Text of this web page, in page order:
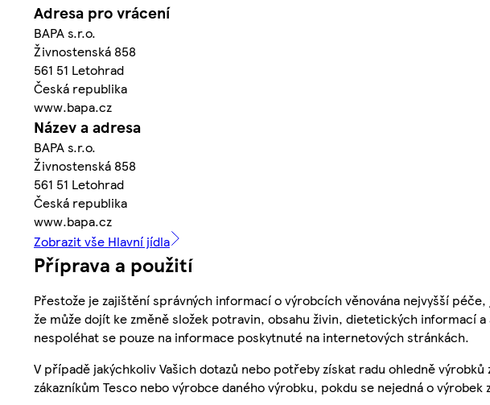
Adresa pro vrácení
BAPA s.r.o.
Živnostenská 858
561 51 Letohrad
Česká republika
www.bapa.cz
Název a adresa
BAPA s.r.o.
Živnostenská 858
561 51 Letohrad
Česká republika
www.bapa.cz
Zobrazit vše Hlavní jídla
Příprava a použití
Přestože je zajištění správných informací o výrobcích věnována nejvyšší
že může dojít ke změně složek potravin, obsahu živin, dietetických informací
nespoléhat se pouze na informace poskytnuté na internetových stránkách.
V případě jakýchkoliv Vašich dotazů nebo potřeby získat radu ohledně
zákazníkům Tesco nebo výrobce daného výrobku, pokdu se nejedná o výrobek